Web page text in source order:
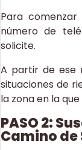
Para
número de
solicite.
A partir de ese
situaciones de
la zona en la
PASO 2:
Camino